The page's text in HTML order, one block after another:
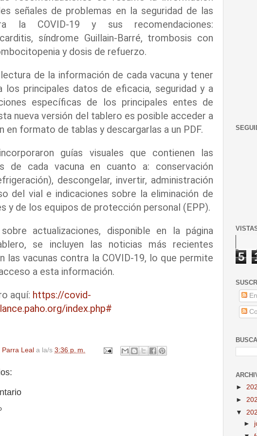
señales de problemas en la seguridad de las
la COVID-19 y sus recomendaciones:
síndrome Guillain-Barré, trombosis con
y dosis de refuerzo.
de la información de cada vacuna y tener
los principales datos de eficacia, seguridad y a
específicas de los principales entes de
nueva versión del tablero es posible acceder a
en formato de tablas y descargarlas a un PDF.
guías visuales que contienen las
de cada vacuna en cuanto a: conservación
descongelar, invertir, administración
del vial e indicaciones sobre la eliminación de
y de los equipos de protección personal (EPP).
actualizaciones, disponible en la página
se incluyen las noticias más recientes
las vacunas contra la COVID-19, lo que permite
a esta información.
aquí: https://covid-
index.php#
Parra Leal a la/s 3:36 p. m.
5
►
►
▼
►